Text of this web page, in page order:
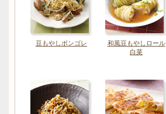
豆もやしボンゴレ
和風豆もやしロール
白菜